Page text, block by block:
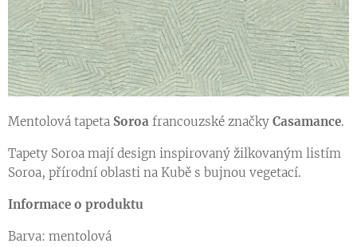
Mentolová tapeta Soroa francouzské značky Casamance.
Tapety Soroa mají design inspirovaný žilkovaným listím
Soroa, přírodní oblasti na Kubě s bujnou vegetací.
Informace o produktu
Barva: mentolová